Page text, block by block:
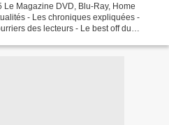
Magazine DVD, Blu-Ray, Home
- Les chroniques expliquées -
des lecteurs - Le best off du